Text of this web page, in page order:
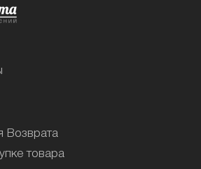
Возврата
товара